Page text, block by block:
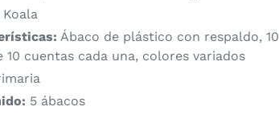
Koala
Ábaco de plástico con respaldo, 10
10 cuentas cada una, colores variados
5 ábacos